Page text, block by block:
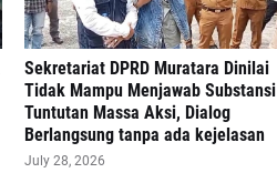
Sekretariat DPRD Muratara Dinilai
Tidak Mampu Menjawab Substansi
Tuntutan Massa Aksi, Dialog
Berlangsung tanpa ada kejelasan
July 28, 2026